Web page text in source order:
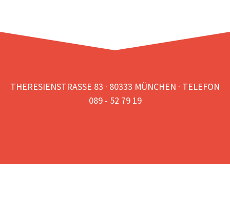
THERESIENSTRASSE 83 · 80333 MÜNCHEN · TELEFON
089 - 52 79 19